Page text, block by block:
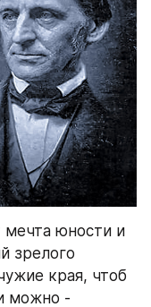
мечта юности и
зрелого
края, чтоб
можно -